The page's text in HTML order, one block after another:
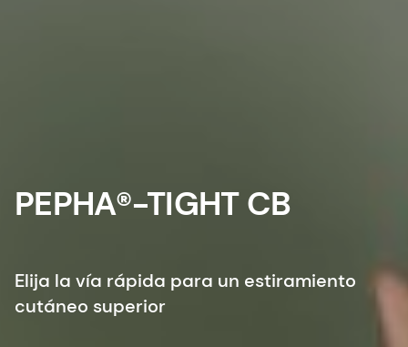
PEPHA®-TIGHT CB
Elija la vía rápida para un estiramiento
cutáneo superior